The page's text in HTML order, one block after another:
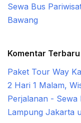
Sewa Bus
Bawang
Komentar Terbaru
Paket Tour Way
2 Hari 1 Malam,
Perjalanan - Sewa
Lampung Jakarta